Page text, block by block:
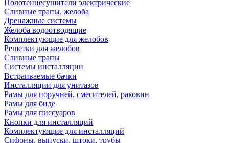
Полотенцесушители электрические
Сливные трапы, желоба
Дренажные системы
Желоба водоотводящие
Комплектующие для желобов
Решетки для желобов
Сливные трапы
Системы инсталляции
Встраиваемые бачки
Инсталляции для унитазов
Рамы для поручней, смесителей, раковин
Рамы для биде
Рамы для писсуаров
Кнопки для инсталляций
Комплектующие для инсталляций
Сифоны, выпуски, штоки, трубы